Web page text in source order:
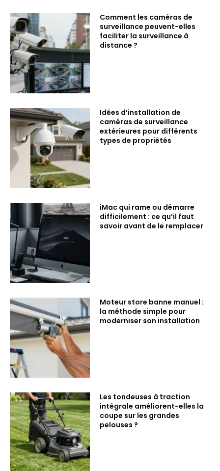
Comment les caméras de
surveillance peuvent-elles
faciliter la surveillance à
distance ?
Idées d’installation de
caméras de surveillance
extérieures pour différents
types de propriétés
iMac qui rame ou démarre
difficilement : ce qu’il faut
savoir avant de le remplacer
Moteur store banne manuel :
la méthode simple pour
moderniser son installation
Les tondeuses à traction
intégrale améliorent-elles la
coupe sur les grandes
pelouses ?